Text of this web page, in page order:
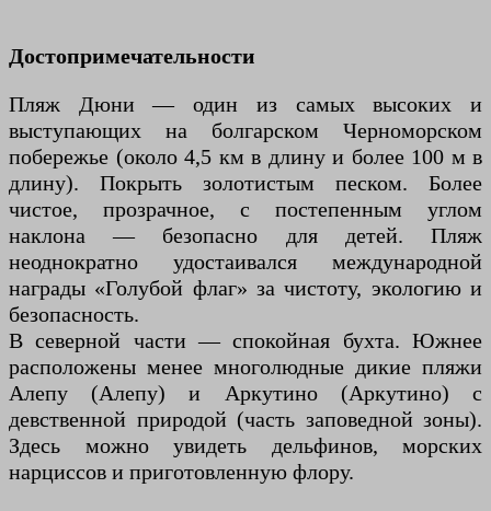
Достопримечательности
Пляж Дюни — один из самых высоких и
выступающих на болгарском Черноморском
побережье (около 4,5 км в длину и более 100 м в
длину). Покрыть золотистым песком. Более
чистое, прозрачное, с постепенным углом
наклона — безопасно для детей. Пляж
неоднократно удостаивался международной
награды «Голубой флаг» за чистоту, экологию и
безопасность.
В северной части — спокойная бухта. Южнее
расположены менее многолюдные дикие пляжи
Алепу (Алепу) и Аркутино (Аркутино) с
девственной природой (часть заповедной зоны).
Здесь можно увидеть дельфинов, морских
нарциссов и приготовленную флору.